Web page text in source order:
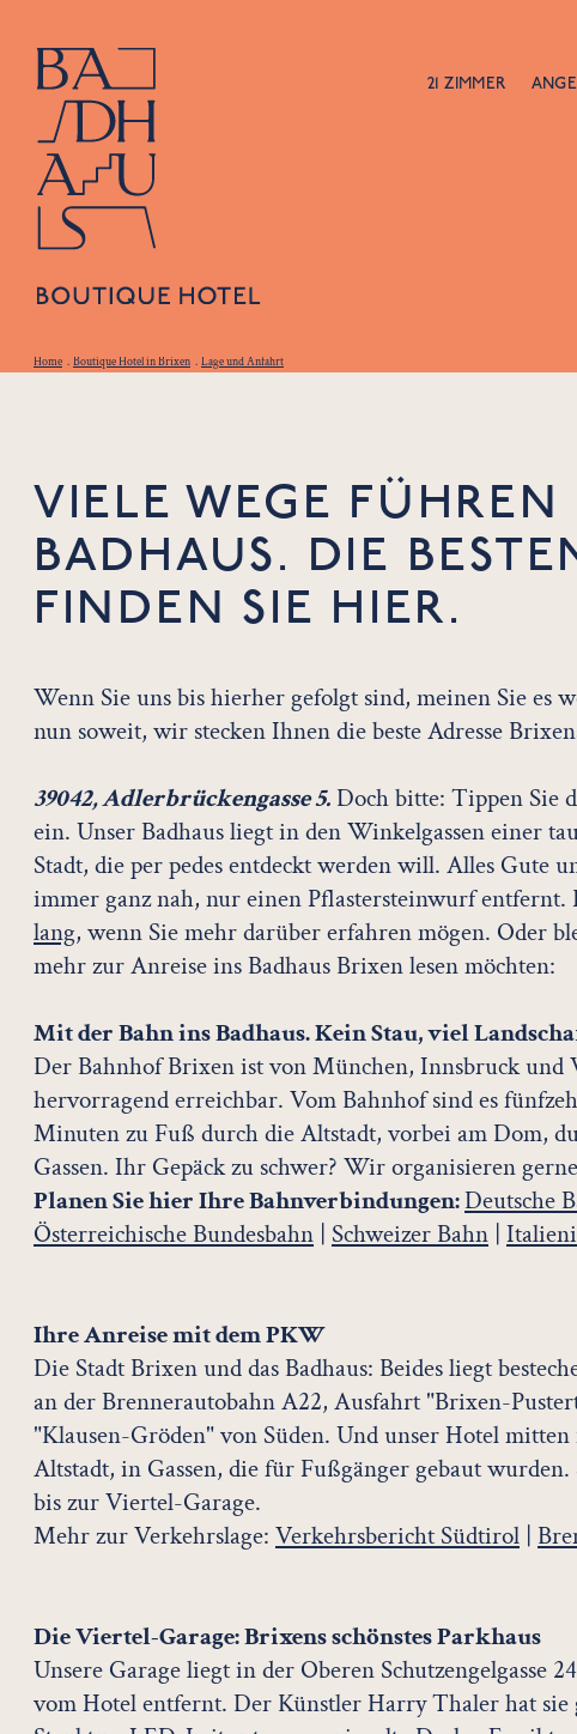
21 ZIMMER
Home . Boutique Hotel in Brixen . Lage und Anfahrt
VIELE WEGE FÜHREN
BADHAUS. DIE
FINDEN SIE HIER.
Wenn Sie uns bis hierher gefolgt sind, meinen Sie es
nun soweit, wir stecken Ihnen die beste Adresse
39042, Adlerbrückengasse 5.Doch bitte: Tippen Sie
ein. Unser Badhaus liegt in den Winkelgassen einer
Stadt, die per pedes entdeckt werden will. Alles Gute
immer ganz nah, nur einen Pflastersteinwurf entfernt.
lang, wenn Sie mehr darüber erfahren mögen. Oder
mehr zur Anreise ins Badhaus Brixen lesen möchten:
Mit der Bahn ins Badhaus. Kein Stau, viel
Der Bahnhof Brixen ist von München, Innsbruck und
hervorragend erreichbar. Vom Bahnhof sind es
Minuten zu Fuß durch die Altstadt, vorbei am Dom,
Gassen. Ihr Gepäck zu schwer? Wir organisieren
Planen Sie hier Ihre Bahnverbindungen:Deutsche
Österreichische Bundesbahn Schweizer Bahn
Ihre Anreise mit dem PKW
Die Stadt Brixen und das Badhaus: Beides liegt
an der Brennerautobahn A22, Ausfahrt "Brixen-
"Klausen-Gröden" von Süden. Und unser Hotel
Altstadt, in Gassen, die für Fußgänger gebaut wurden.
bis zur Viertel-Garage.
Mehr zur Verkehrslage: Verkehrsbericht Südtirol
Die Viertel-Garage: Brixens schönstes Parkhaus
Unsere Garage liegt in der Oberen Schutzengelgasse
vom Hotel entfernt. Der Künstler Harry Thaler hat sie